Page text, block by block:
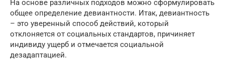
На основе различных подходов можно сформулировать
общее определение девиантности. Итак, девиантность
– это уверенный способ действий, который
отклоняется от социальных стандартов, причиняет
индивиду ущерб и отмечается социальной
дезадаптацией.